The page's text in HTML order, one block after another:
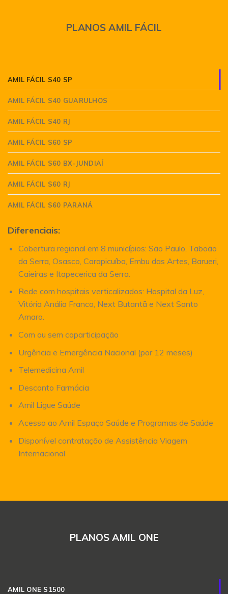
PLANOS AMIL FÁCIL
AMIL FÁCIL S40 SP
AMIL FÁCIL S40 GUARULHOS
AMIL FÁCIL S40 RJ
AMIL FÁCIL S60 SP
AMIL FÁCIL S60 BX-JUNDIAÍ
AMIL FÁCIL S60 RJ
AMIL FÁCIL S60 PARANÁ
Diferenciais:
Cobertura regional em 8 municípios: São Paulo, Taboão
da Serra, Osasco, Carapicuíba, Embu das Artes, Barueri,
Caieiras e Itapecerica da Serra.
Rede com hospitais verticalizados: Hospital da Luz,
Vitória Anália Franco, Next Butantã e Next Santo
Amaro.
Com ou sem coparticipação
Urgência e Emergência Nacional (por 12 meses)
Telemedicina Amil
Desconto Farmácia
Amil Ligue Saúde
Acesso ao Amil Espaço Saúde e Programas de Saúde
Disponível contratação de Assistência Viagem
Internacional
PLANOS AMIL ONE
AMIL ONE S1500